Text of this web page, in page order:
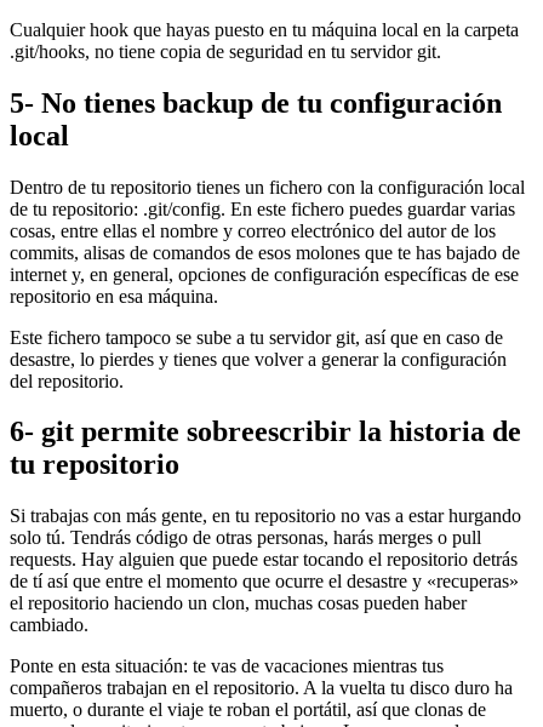
Cualquier hook que hayas puesto en tu máquina local en la carpeta
.git/hooks, no tiene copia de seguridad en tu servidor git.
5- No tienes backup de tu configuración
local
Dentro de tu repositorio tienes un fichero con la configuración local
de tu repositorio: .git/config. En este fichero puedes guardar varias
cosas, entre ellas el nombre y correo electrónico del autor de los
commits, alisas de comandos de esos molones que te has bajado de
internet y, en general, opciones de configuración específicas de ese
repositorio en esa máquina.
Este fichero tampoco se sube a tu servidor git, así que en caso de
desastre, lo pierdes y tienes que volver a generar la configuración
del repositorio.
6- git permite sobreescribir la historia de
tu repositorio
Si trabajas con más gente, en tu repositorio no vas a estar hurgando
solo tú. Tendrás código de otras personas, harás merges o pull
requests. Hay alguien que puede estar tocando el repositorio detrás
de tí así que entre el momento que ocurre el desastre y «recuperas»
el repositorio haciendo un clon, muchas cosas pueden haber
cambiado.
Ponte en esta situación: te vas de vacaciones mientras tus
compañeros trabajan en el repositorio. A la vuelta tu disco duro ha
muerto, o durante el viaje te roban el portátil, así que clonas de